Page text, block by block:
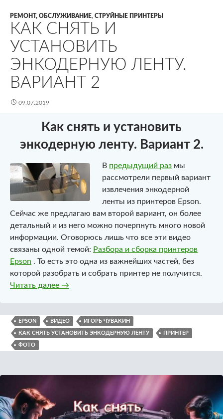
РЕМОНТ, ОБСЛУЖИВАНИЕ, СТРУЙНЫЕ ПРИНТЕРЫ
КАК СНЯТЬ И
УСТАНОВИТЬ
ЭНКОДЕРНУЮ ЛЕНТУ.
ВАРИАНТ 2
09.07.2019
Как снять и установить
энкодерную ленту. Вариант 2.
В предыдущий раз мы
рассмотрели первый вариант
извлечения энкодерной
ленты из принтеров Epson.
Сейчас же предлагаю вам второй вариант, он более
детальный и из него можно почерпнуть много новой
информации. Оговорюсь лишь что все эти видео
связаны одной темой: Разбора и сборка принтеров
Epson . То есть это одна из важнейших частей, без
которой разобрать и собрать принтер не получится.
Читать далее Как снять и установить энкодерную ленту.
→
EPSON ВИДЕО ИГОРЬ ЧУВАКИН
КАК СНЯТЬ УСТАНОВИТЬ ЭНКОДЕРНУЮ ЛЕНТУ ПРИНТЕР
ФОТО